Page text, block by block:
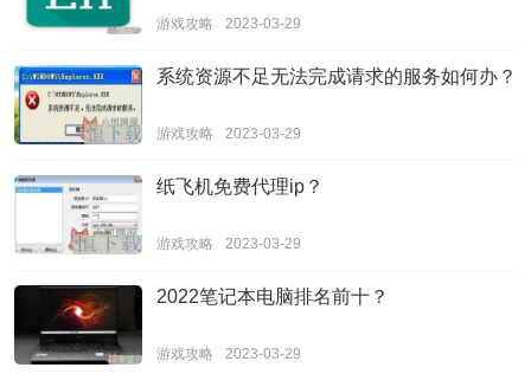
游戏攻略 2023-03-29
系统资源不足无法完成请求的服务如何办？
游戏攻略 2023-03-29
纸飞机免费代理ip？
游戏攻略 2023-03-29
2022笔记本电脑排名前十？
游戏攻略 2023-03-29